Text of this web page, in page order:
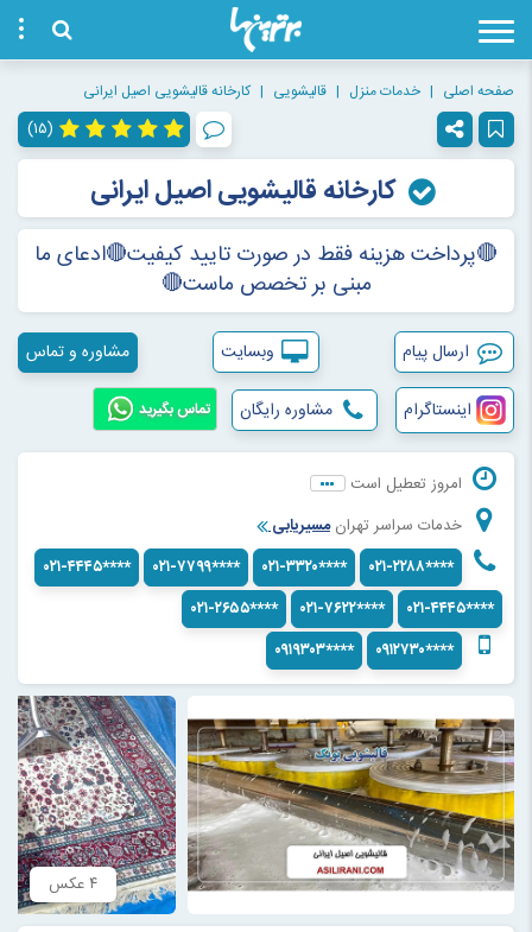
صفحه اصلی خدمات منزل قالیشویی کارخانه قالیشویی اصیل ایرانی
(۱۵)
کارخانه قالیشویی اصیل ایرانی
🔴پرداخت هزینه فقط در صورت تایید کیفیت🔴ادعای ما
مبنی بر تخصص ماست🔴
ارسال پیام وبسایت مشاوره و تماس
اینستاگرام مشاوره رایگان تماس بگیرید
امروز تعطیل است
خدمات سراسر تهرانمسیریابی
۰۲۱-۲۲۸۸****
۰۲۱-۳۳۲۰**** ۰۲۱-۷۷۹۹****
۰۲۱-۴۴۴۵****
۰۲۱-۴۴۴۵****
۰۲۱-۷۶۲۲****
۰۲۱-۲۶۵۵****
۰۹۱۲۷۳۰****
۰۹۱۹۳۰۳****
۴ عکس